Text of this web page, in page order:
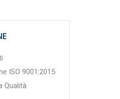
ISO 9001:2015
Qualità